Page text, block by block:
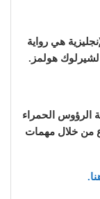
هي رواية
هولمز.
الرؤوس الحمراء
الأسبوع من خلال مهمات